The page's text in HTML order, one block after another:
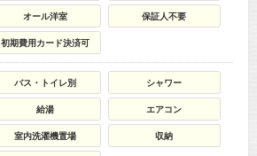
オール洋室
保証人不要
初期費用カード決済可
バス・トイレ別 シャワー
給湯 エアコン
室内洗濯機置場 収納